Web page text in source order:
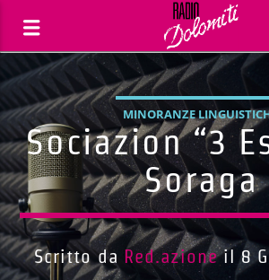
MINORANZE
Sociazion “3
Soraga
Scritto da Red.azioneil 8